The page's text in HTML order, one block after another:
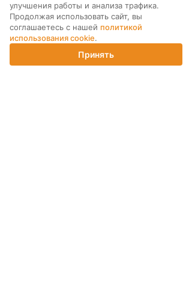
Корзина
улучшения работы и анализа трафика.
Продолжая использовать сайт, вы
соглашаетесь с нашей политикой
использования cookie.
Принять